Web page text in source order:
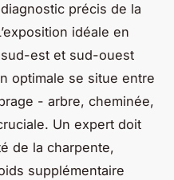
précis de la
idéale en
est et sud-ouest
optimale se situe entre
- arbre, cheminée,
Un expert doit
de la charpente,
supplémentaire